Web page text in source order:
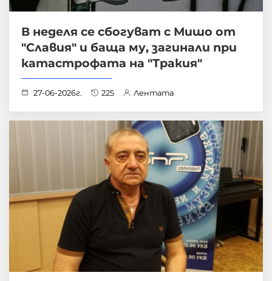
В неделя се сбогуват с Мишо от
"Славия" и баща му, загинали при
катастрофата на "Тракия"
27-06-2026г. 225 Лентата